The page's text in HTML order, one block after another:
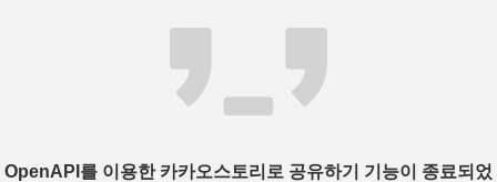
OpenAPI를 이용한 카카오스토리로 공유하기 기능이 종료되었